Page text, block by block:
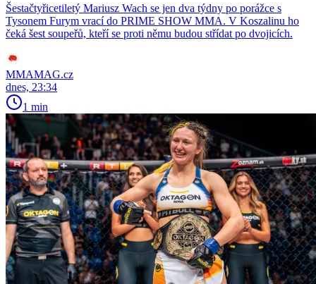
Šestačtyřicetiletý Mariusz Wach se jen dva týdny po porážce s
Tysonem Furym vrací do PRIME SHOW MMA. V Koszalinu ho
čeká šest soupeřů, kteří se proti němu budou střídat po dvojicích.
MMAMAG.cz
dnes, 23:34
1 min